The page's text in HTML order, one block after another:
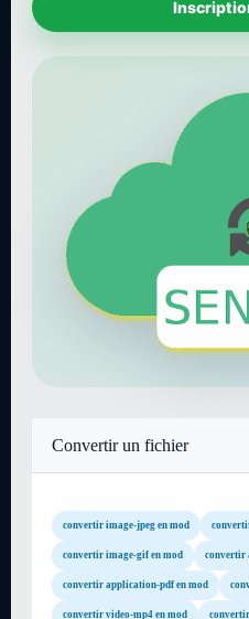
Convertir un fichier
convertir image-jpeg en mod
convertir image-gif en mod convertir
convertir application-pdf en mod
convertir video-mp4 en mod convertir